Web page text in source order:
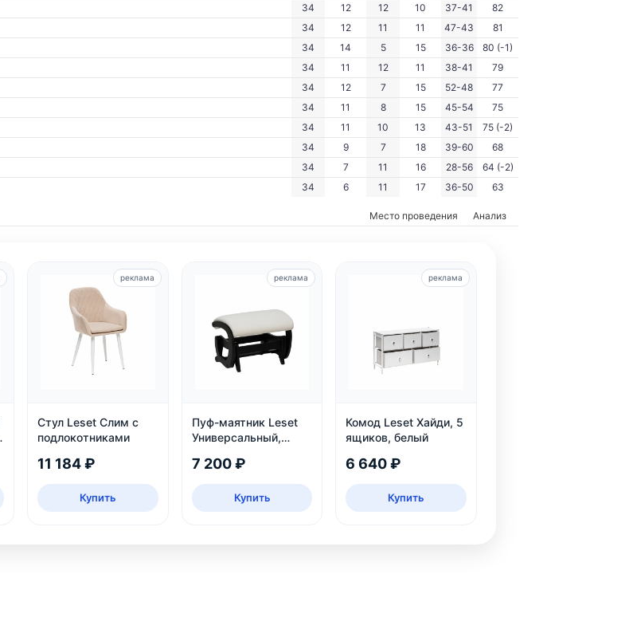
34 12 12 10 37-41
82
34 12 11 11 47-43
81
34 14 5 15 36-36
80 (-1)
34 11 12 11 38-41
79
34 12 7 15 52-48
77
34 11 8 15 45-54
75
34 11 10 13 43-51
75 (-2)
34 9 7 18 39-60
68
34 7 11 16 28-56
64 (-2)
34 6 11 17 36-50 63
Место проведения Анализ
Стул Leset Слим с
подлокотниками
11 184 ₽
Купить
реклама
Пуф-маятник Leset
Универсальный,
7 200 ₽
Купить
реклама
Комод Leset Хайди, 5
ящиков, белый
6 640 ₽
Купить
реклама